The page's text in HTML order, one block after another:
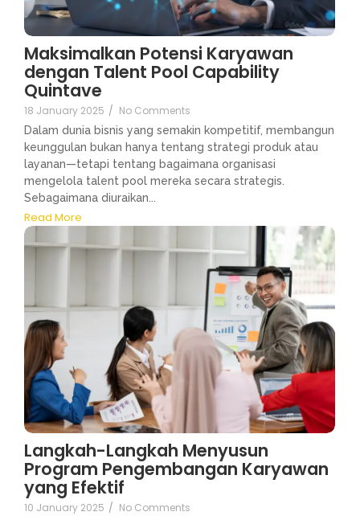
Maksimalkan Potensi Karyawan
dengan Talent Pool Capability
Quintave
18 January 2025 / No Comments
Dalam dunia bisnis yang semakin kompetitif, membangun
keunggulan bukan hanya tentang strategi produk atau
layanan—tetapi tentang bagaimana organisasi
mengelola talent pool mereka secara strategis.
Sebagaimana diuraikan...
Read More
Langkah-Langkah Menyusun
Program Pengembangan Karyawan
yang Efektif
10 January 2025 / No Comments